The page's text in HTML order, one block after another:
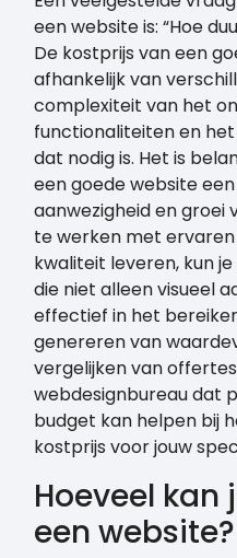
een website is: “Hoe
De kostprijs van een
afhankelijk van
complexiteit van het
functionaliteiten en
dat nodig is. Het is
een goede website
aanwezigheid en groei
te werken met
kwaliteit leveren, kun
die niet alleen visueel
effectief in het
genereren van
vergelijken van
webdesignbureau dat
budget kan helpen bij
kostprijs voor jouw
Hoeveel kan
een website?